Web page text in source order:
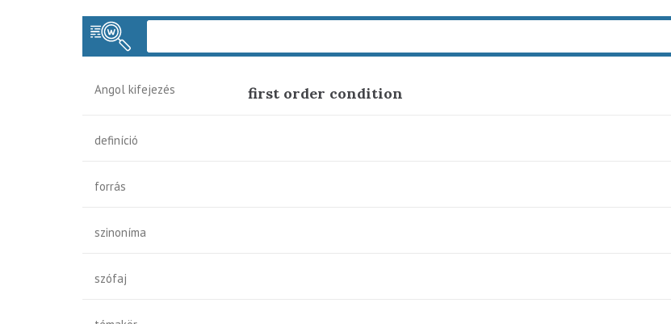
Angol kifejezés first order condition
definíció
forrás
szinoníma
szófaj